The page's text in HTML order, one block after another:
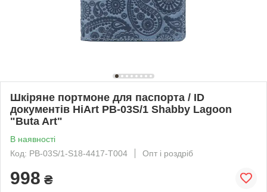
Шкіряне портмоне для паспорта / ID
документів HiArt PB-03S/1 Shabby Lagoon
"Buta Art"
В наявності
Код: PB-03S/1-S18-4417-T004
Опт і роздріб
998 ₴